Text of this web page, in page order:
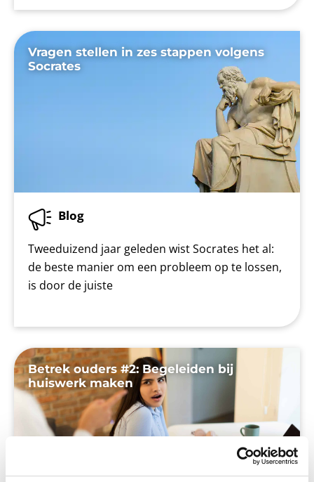
Vragen stellen in zes stappen volgens
Socrates
Blog
Tweeduizend jaar geleden wist Socrates het al:
de beste manier om een probleem op te lossen,
is door de juiste
Betrek ouders #2: Begeleiden bij
huiswerk maken